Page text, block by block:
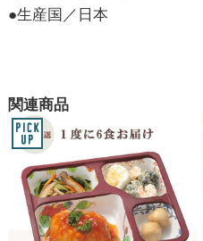
●生産国／日本
関連商品